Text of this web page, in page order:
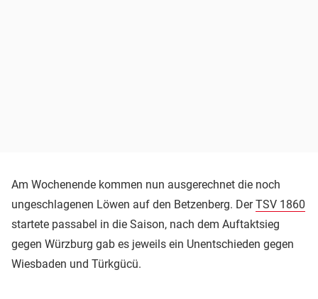
Am Wochenende kommen nun ausgerechnet die noch
ungeschlagenen Löwen auf den Betzenberg. DerTSV 1860
startete passabel in die Saison, nach dem Auftaktsieg
gegen Würzburg gab es jeweils ein Unentschieden gegen
Wiesbaden und Türkgücü.